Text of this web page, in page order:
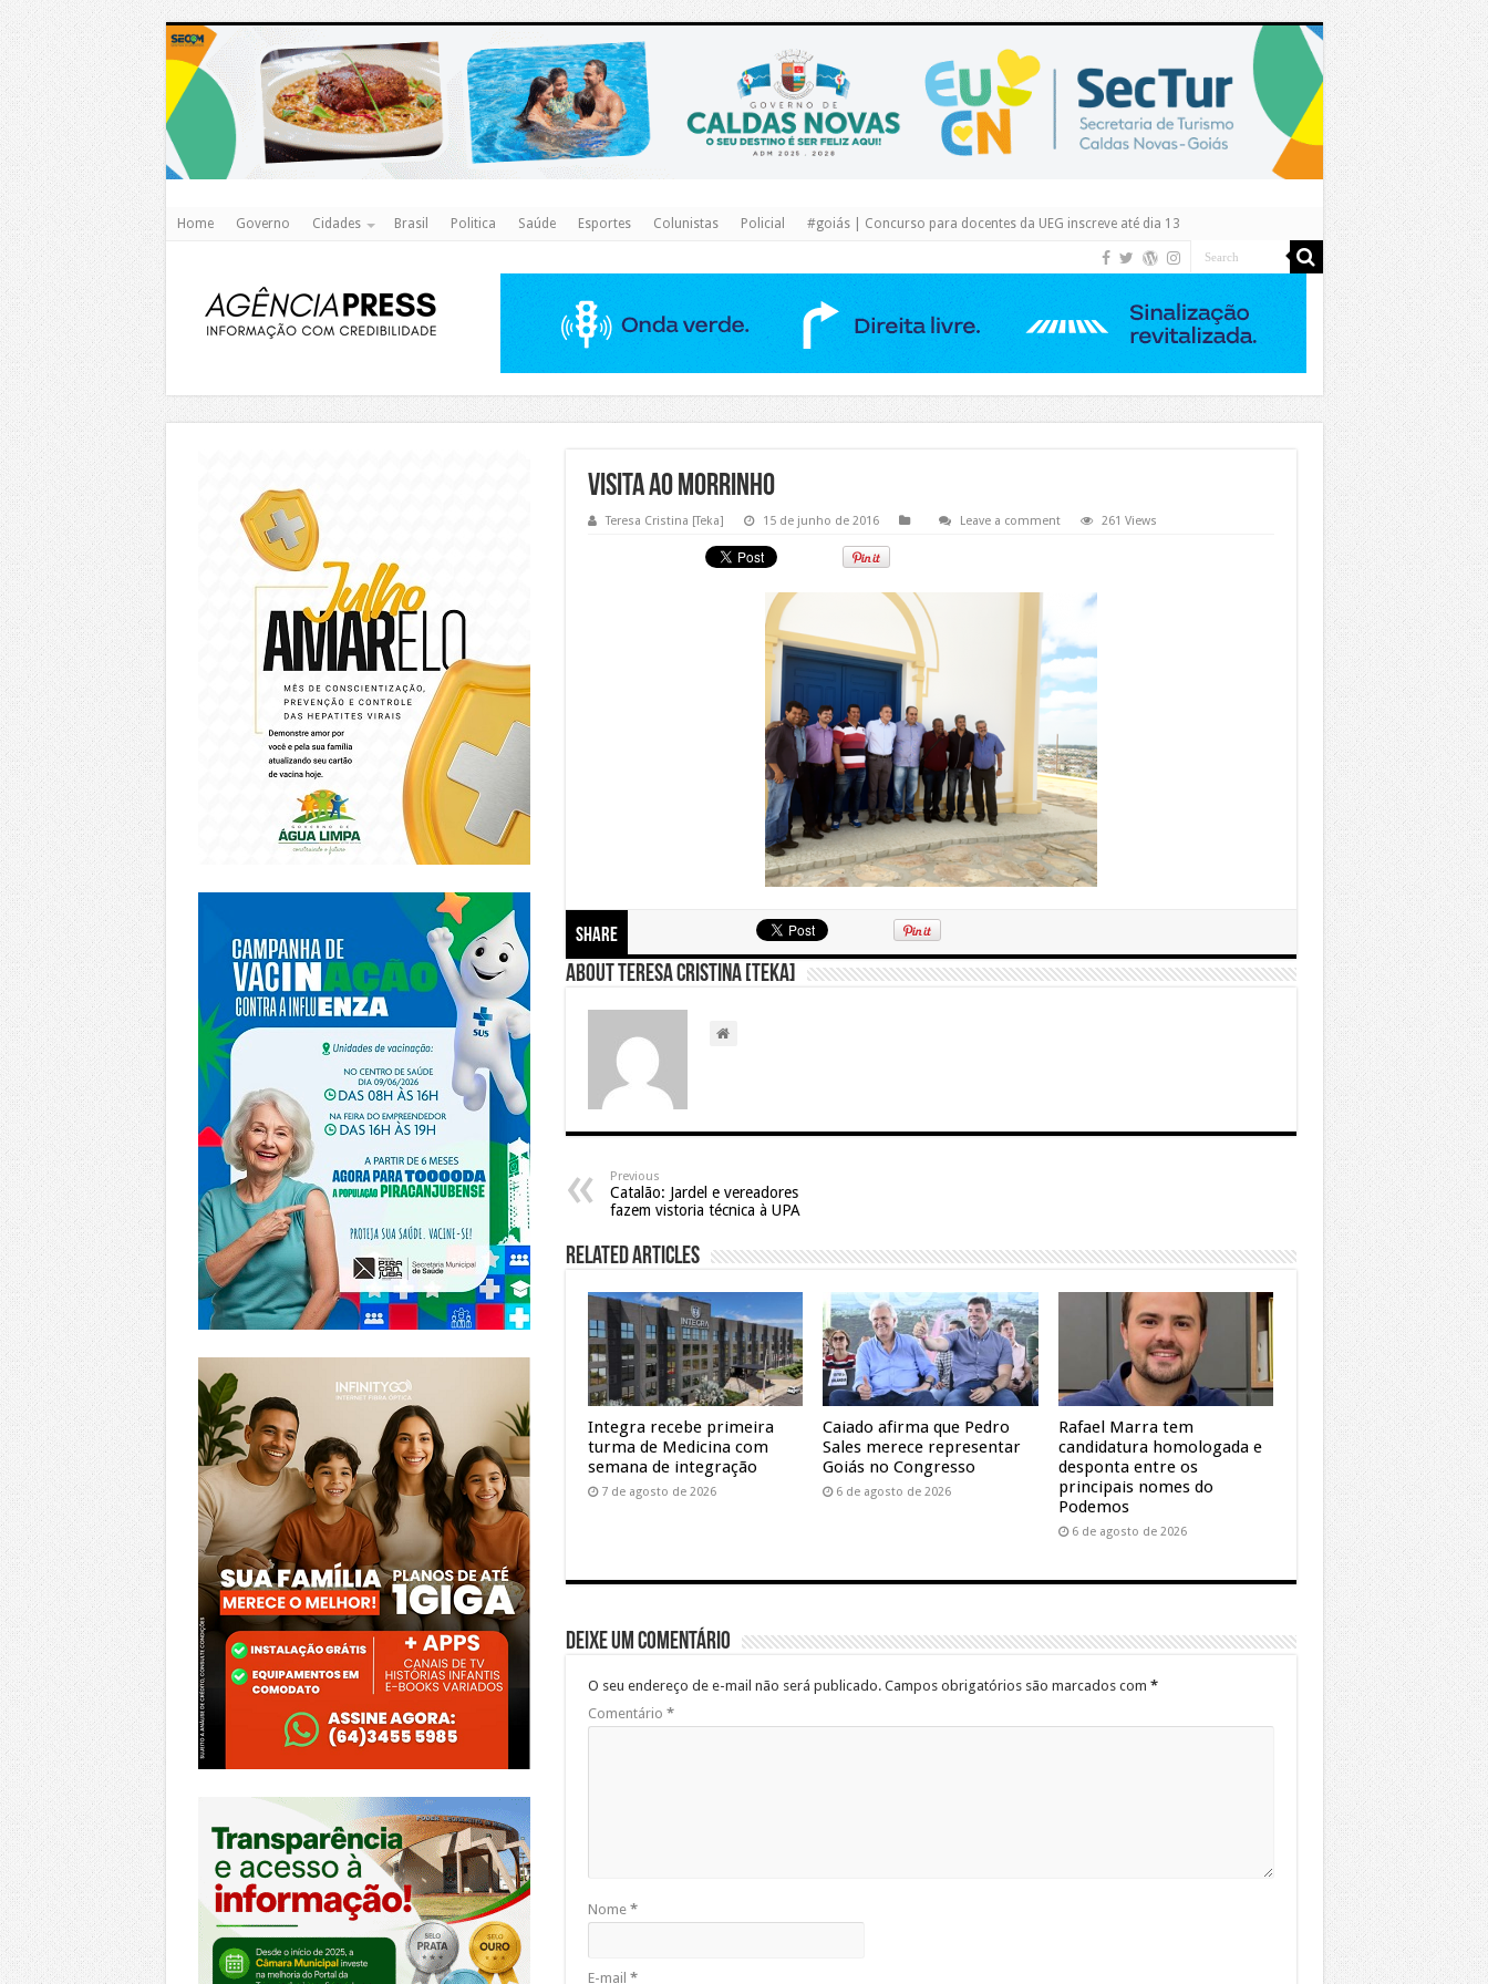
https://www.caldasnovas.go.gov.br/
Home Governo Cidades Brasil Politica Saúde Esportes Colunistas Policial #goiás | Concurso para docentes da UEG inscreve até dia 13
Visita ao Morrinho
Teresa Cristina [Teka] 15 de junho de 2016 Leave a comment 261 Views
Share
About Teresa Cristina [Teka]
Previous
Catalão: Jardel e vereadores
fazem vistoria técnica à UPA
Related Articles
Integra recebe primeira
turma de Medicina com
semana de integração
7 de agosto de 2026
Caiado afirma que Pedro
Sales merece representar
Goiás no Congresso
6 de agosto de 2026
Rafael Marra tem
candidatura homologada e
desponta entre os
principais nomes do
Podemos
6 de agosto de 2026
Deixe um comentário
O seu endereço de e-mail não será publicado. Campos obrigatórios são marcados com *
Comentário *
Nome *
E-mail *
https://piracanjuba.go.gov.br/
https://www.infinitygo.com.br/
https://morrinhos.go.leg.br/